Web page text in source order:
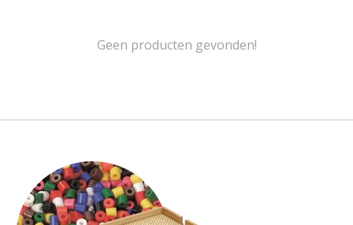
Geen producten gevonden!